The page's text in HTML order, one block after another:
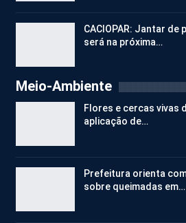
CACIOPAR: Jantar
será na próxima…
Meio-Ambiente
Flores e cercas vivas
aplicação de…
Prefeitura orienta
sobre queimadas em…